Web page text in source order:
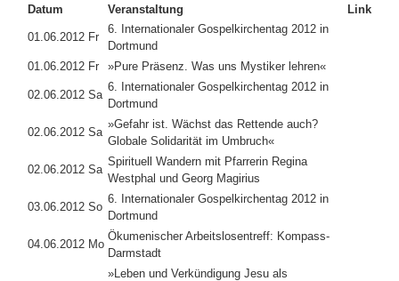
Datum Veranstaltung Link
01.06.2012 Fr
6. Internationaler Gospelkirchentag 2012 in
Dortmund
01.06.2012 Fr
»Pure Präsenz. Was uns Mystiker lehren«
02.06.2012 Sa
6. Internationaler Gospelkirchentag 2012 in
Dortmund
02.06.2012 Sa
»Gefahr ist. Wächst das Rettende auch?
Globale Solidarität im Umbruch«
02.06.2012 Sa
Spirituell Wandern mit Pfarrerin Regina
Westphal und Georg Magirius
03.06.2012 So
6. Internationaler Gospelkirchentag 2012 in
Dortmund
04.06.2012 Mo
Ökumenischer Arbeitslosentreff: Kompass-
Darmstadt
»Leben und Verkündigung Jesu als